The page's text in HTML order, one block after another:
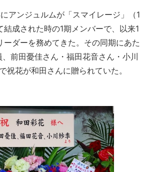
アンジュルムが「スマイレージ」（1
成された時の1期メンバーで、以来1
ーダーを務めてきた。その同期にあた
前田憂佳さん・福田花音さん・小川
祝花が和田さんに贈られていた。